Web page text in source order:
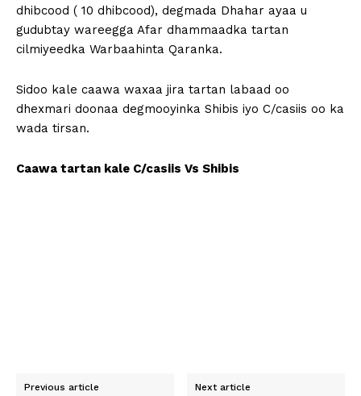
dhibcood ( 10 dhibcood), degmada Dhahar ayaa u
gudubtay wareegga Afar dhammaadka tartan
cilmiyeedka Warbaahinta Qaranka.
Sidoo kale caawa waxaa jira tartan labaad oo
dhexmari doonaa degmooyinka Shibis iyo C/casiis oo ka
wada tirsan.
Caawa tartan kale C/casiis Vs Shibis
Previous article Next article